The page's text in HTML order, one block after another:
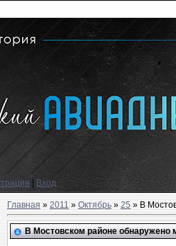
Вход
Главная»2011 » Октябрь » 25» В
В Мостовском районе обнаружено